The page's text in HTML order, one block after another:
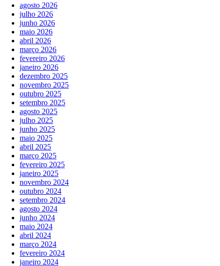
agosto 2026
julho 2026
junho 2026
maio 2026
abril 2026
março 2026
fevereiro 2026
janeiro 2026
dezembro 2025
novembro 2025
outubro 2025
setembro 2025
agosto 2025
julho 2025
junho 2025
maio 2025
abril 2025
março 2025
fevereiro 2025
janeiro 2025
novembro 2024
outubro 2024
setembro 2024
agosto 2024
junho 2024
maio 2024
abril 2024
março 2024
fevereiro 2024
janeiro 2024